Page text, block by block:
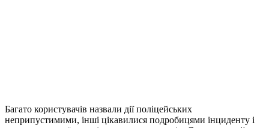
Багато користувачів назвали дії поліцейських
неприпустимими, інші цікавилися подробицями інциденту і